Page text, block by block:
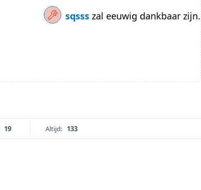
sqsss zal eeuwig dankbaar zijn.
19 Altijd: 133